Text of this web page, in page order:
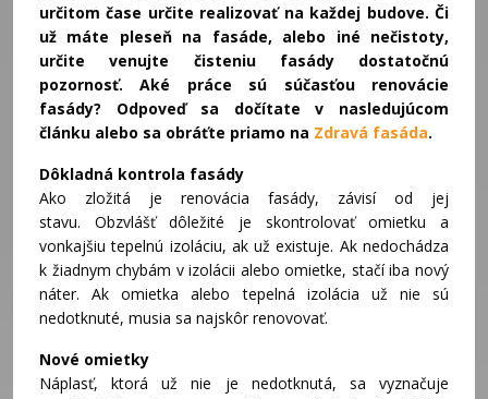
určitom čase určite realizovať na každej budove. Či
už máte pleseň na fasáde, alebo iné nečistoty,
určite venujte čisteniu fasády dostatočnú
pozornosť. Aké práce sú súčasťou renovácie
fasády? Odpoveď sa dočítate v nasledujúcom
článku alebo sa obráťte priamo na Zdravá fasáda.
Dôkladná kontrola fasády
Ako zložitá je renovácia fasády, závisí od jej
stavu. Obzvlášť dôležité je skontrolovať omietku a
vonkajšiu tepelnú izoláciu, ak už existuje. Ak nedochádza
k žiadnym chybám v izolácii alebo omietke, stačí iba nový
náter. Ak omietka alebo tepelná izolácia už nie sú
nedotknuté, musia sa najskôr renovovať.
Nové omietky
Náplasť, ktorá už nie je nedotknutá, sa vyznačuje